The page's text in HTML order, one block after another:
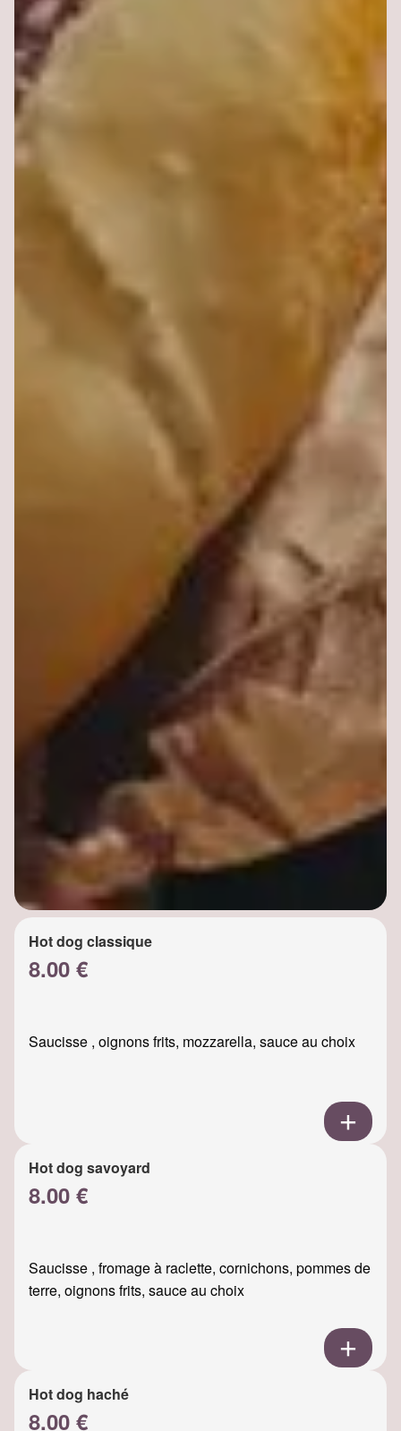
Hot dog classique
8.00 €
Saucisse , oignons frits, mozzarella, sauce au choix
Hot dog savoyard
8.00 €
Saucisse , fromage à raclette, cornichons, pommes de
terre, oignons frits, sauce au choix
Hot dog haché
8.00 €